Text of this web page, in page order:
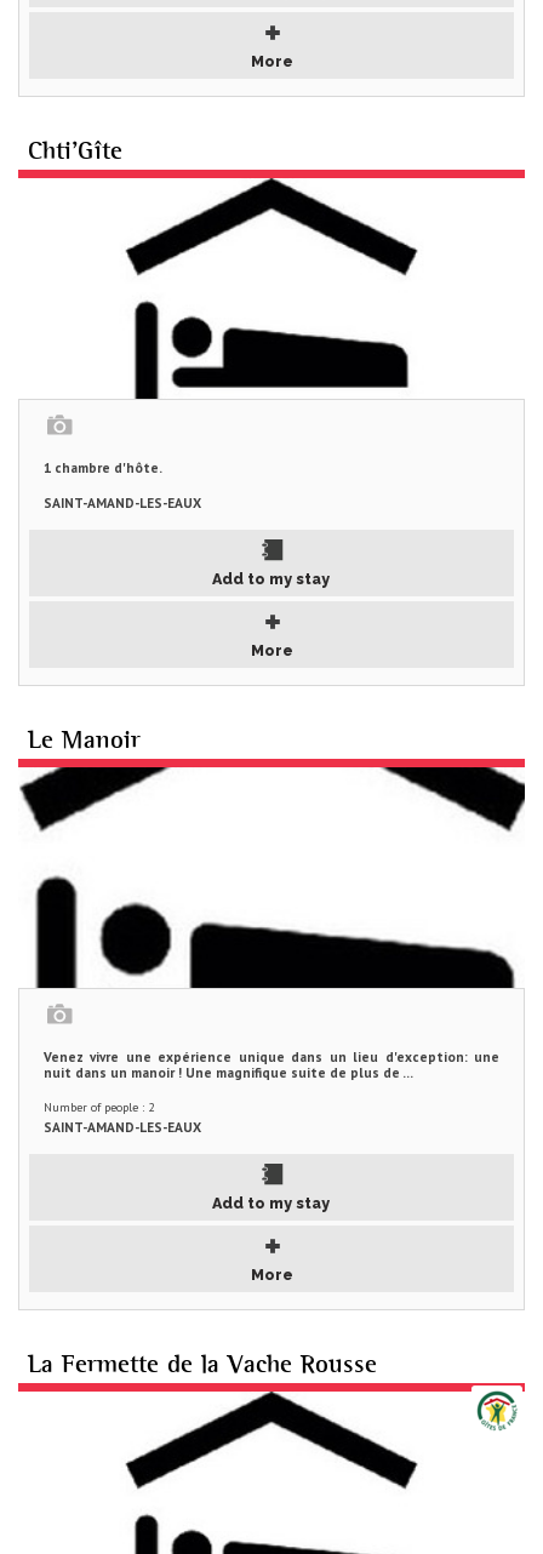
More
Chti'Gîte
1 chambre d'hôte.
SAINT-AMAND-LES-EAUX
Add to my stay
More
Le Manoir
Venez vivre une expérience unique dans un lieu d'exception: une
nuit dans un manoir ! Une magnifique suite de plus de ...
Number of people : 2
SAINT-AMAND-LES-EAUX
Add to my stay
More
La Fermette de la Vache Rousse